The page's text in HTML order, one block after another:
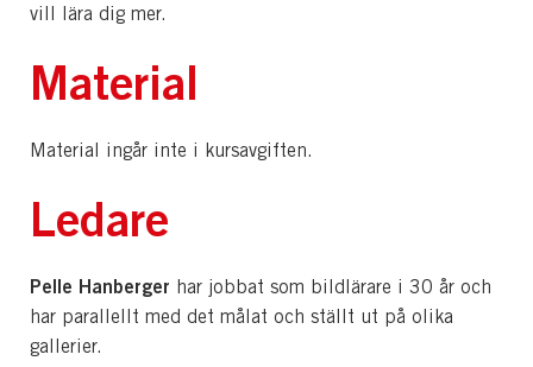
vill lära dig mer.
Material
Material ingår inte i kursavgiften.
Ledare
Pelle Hanberger har jobbat som bildlärare i 30 år och
har parallellt med det målat och ställt ut på olika
gallerier.